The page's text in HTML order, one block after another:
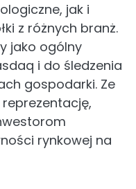
jak i
z różnych branż.
jako ogólny
i do śledzenia
gospodarki. Ze
rynkowej na